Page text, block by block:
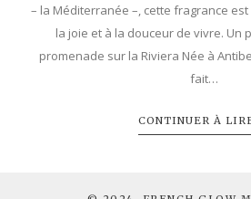
– la Méditerranée –, cette fragrance
la joie et à la douceur de vivre. Un
promenade sur la Riviera Née à
fait…
CONTINUER À